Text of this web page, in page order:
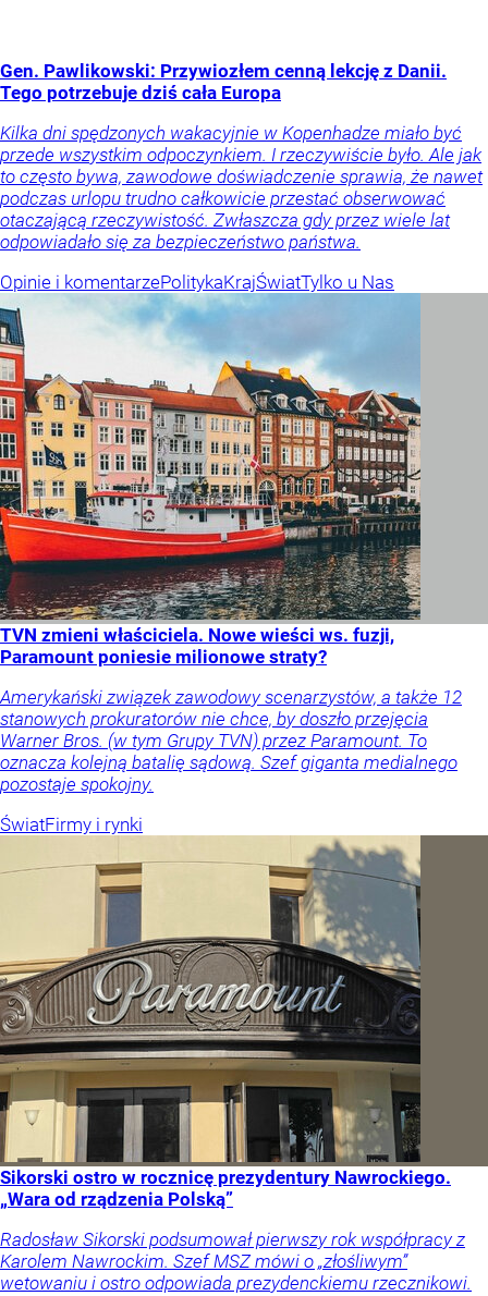
Gen. Pawlikowski: Przywiozłem cenną lekcję z Danii.
Tego potrzebuje dziś cała Europa
Kilka dni spędzonych wakacyjnie w Kopenhadze miało być
przede wszystkim odpoczynkiem. I rzeczywiście było. Ale jak
to często bywa, zawodowe doświadczenie sprawia, że nawet
podczas urlopu trudno całkowicie przestać obserwować
otaczającą rzeczywistość. Zwłaszcza gdy przez wiele lat
odpowiadało się za bezpieczeństwo państwa.
Opinie i komentarzePolitykaKrajŚwiatTylko u Nas
TVN zmieni właściciela. Nowe wieści ws. fuzji,
Paramount poniesie milionowe straty?
Amerykański związek zawodowy scenarzystów, a także 12
stanowych prokuratorów nie chce, by doszło przejęcia
Warner Bros. (w tym Grupy TVN) przez Paramount. To
oznacza kolejną batalię sądową. Szef giganta medialnego
pozostaje spokojny.
ŚwiatFirmy i rynki
Sikorski ostro w rocznicę prezydentury Nawrockiego.
„Wara od rządzenia Polską”
Radosław Sikorski podsumował pierwszy rok współpracy z
Karolem Nawrockim. Szef MSZ mówi o „złośliwym”
wetowaniu i ostro odpowiada prezydenckiemu rzecznikowi.